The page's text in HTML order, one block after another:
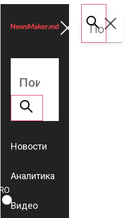
ROMÂNĂ
RU
Новости
Аналитика
Видео